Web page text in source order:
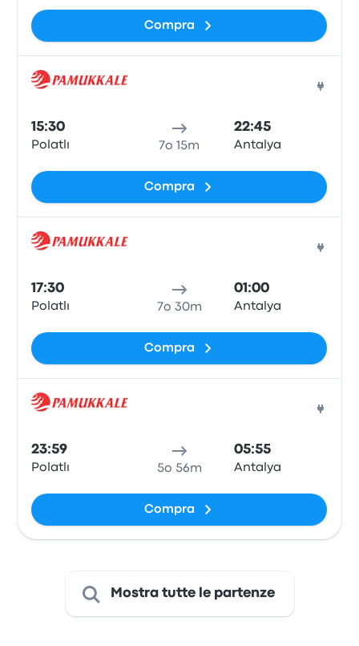
Compra
15:30
Polatlı 7o 15m
22:45
Antalya
Compra
17:30
Polatlı 7o 30m
01:00
Antalya
Compra
23:59
Polatlı 5o 56m
05:55
Antalya
Compra
Mostra tutte le partenze